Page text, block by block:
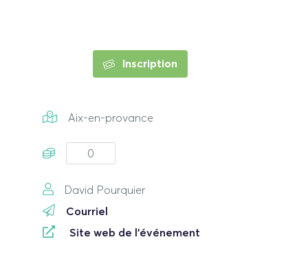
Inscription
Aix-en-provance
0
David Pourquier
Courriel
Site web de l'événement